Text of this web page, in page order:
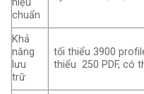
chuẩn
Khả
năng
lưu
trữ
tối thiểu 3900
thiểu 250 PDF, có